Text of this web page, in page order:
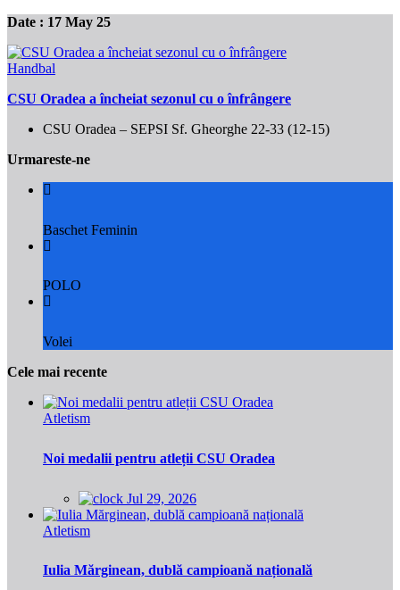
Date : 17 May 25
Handbal
CSU Oradea a încheiat sezonul cu o înfrângere
CSU Oradea – SEPSI Sf. Gheorghe 22-33 (12-15)
Urmareste-ne
Baschet Feminin
POLO
Volei
Cele mai recente
Atletism
Noi medalii pentru atleții CSU Oradea
Jul 29, 2026
Atletism
Iulia Mărginean, dublă campioană națională